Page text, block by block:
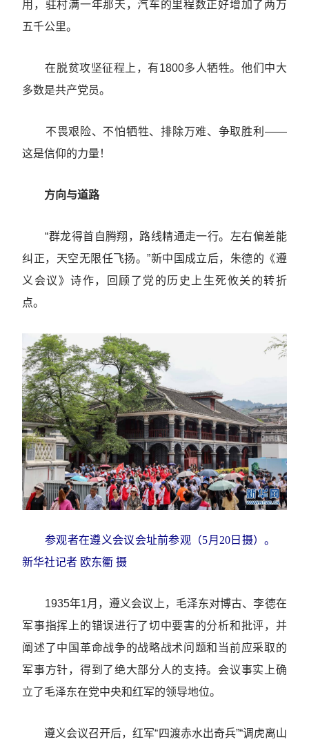
用，驻村满一年那天，汽车的里程数正好增加了两万
五千公里。
在脱贫攻坚征程上，有1800多人牺牲。他们中大
多数是共产党员。
不畏艰险、不怕牺牲、排除万难、争取胜利——
这是信仰的力量！
方向与道路
“群龙得首自腾翔，路线精通走一行。左右偏差能
纠正，天空无限任飞扬。”新中国成立后，朱德的《遵
义会议》诗作，回顾了党的历史上生死攸关的转折
点。
参观者在遵义会议会址前参观（5月20日摄）。
新华社记者 欧东衢 摄
1935年1月，遵义会议上，毛泽东对博古、李德在
军事指挥上的错误进行了切中要害的分析和批评，并
阐述了中国革命战争的战略战术问题和当前应采取的
军事方针，得到了绝大部分人的支持。会议事实上确
立了毛泽东在党中央和红军的领导地位。
遵义会议召开后，红军“四渡赤水出奇兵”“调虎离山